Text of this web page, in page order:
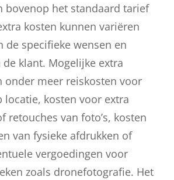
bovenop het standaard tarief
kosten kunnen variëren
de specifieke wensen en
klant. Mogelijke extra
onder meer reiskosten voor
locatie, kosten voor extra
retouches van foto’s, kosten
van fysieke afdrukken of
vergoedingen voor
zoals dronefotografie. Het